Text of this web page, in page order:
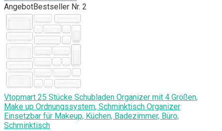
AngebotBestseller Nr. 2
Vtopmart 25 Stücke Schubladen Organizer mit 4 Größen,
Make up Ordnungssystem, Schminktisch Organizer
Einsetzbar für Makeup, Küchen, Badezimmer, Büro,
Schminktisch